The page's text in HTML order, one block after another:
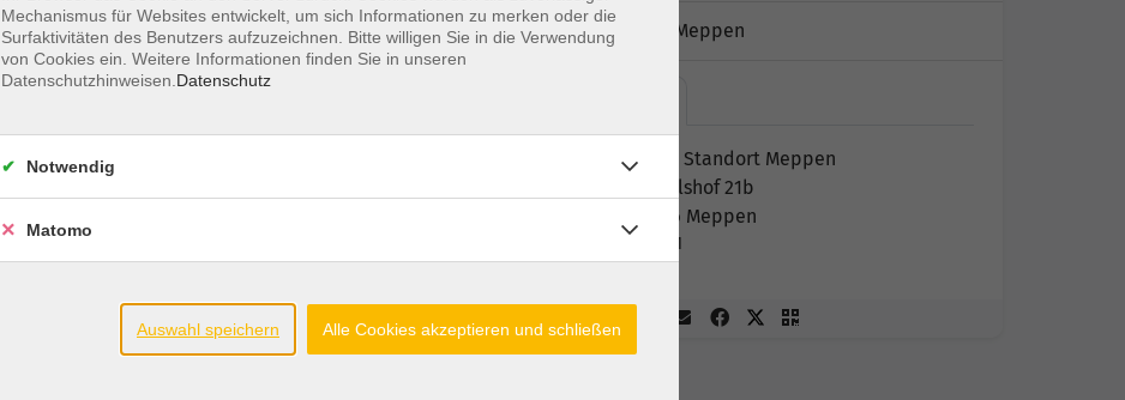
Kursort: Meppen
KEB - Standort Meppen
Nagelshof 21b
49716 Meppen
KEB E1
Mechanismus für Websites entwickelt, um sich Informationen zu merken oder die
Surfaktivitäten des Benutzers aufzuzeichnen. Bitte willigen Sie in die Verwendung
von Cookies ein. Weitere Informationen finden Sie in unseren
Datenschutzhinweisen. Datenschutz
Notwendig
Matomo
Auswahl speichern Alle Cookies akzeptieren und schließen